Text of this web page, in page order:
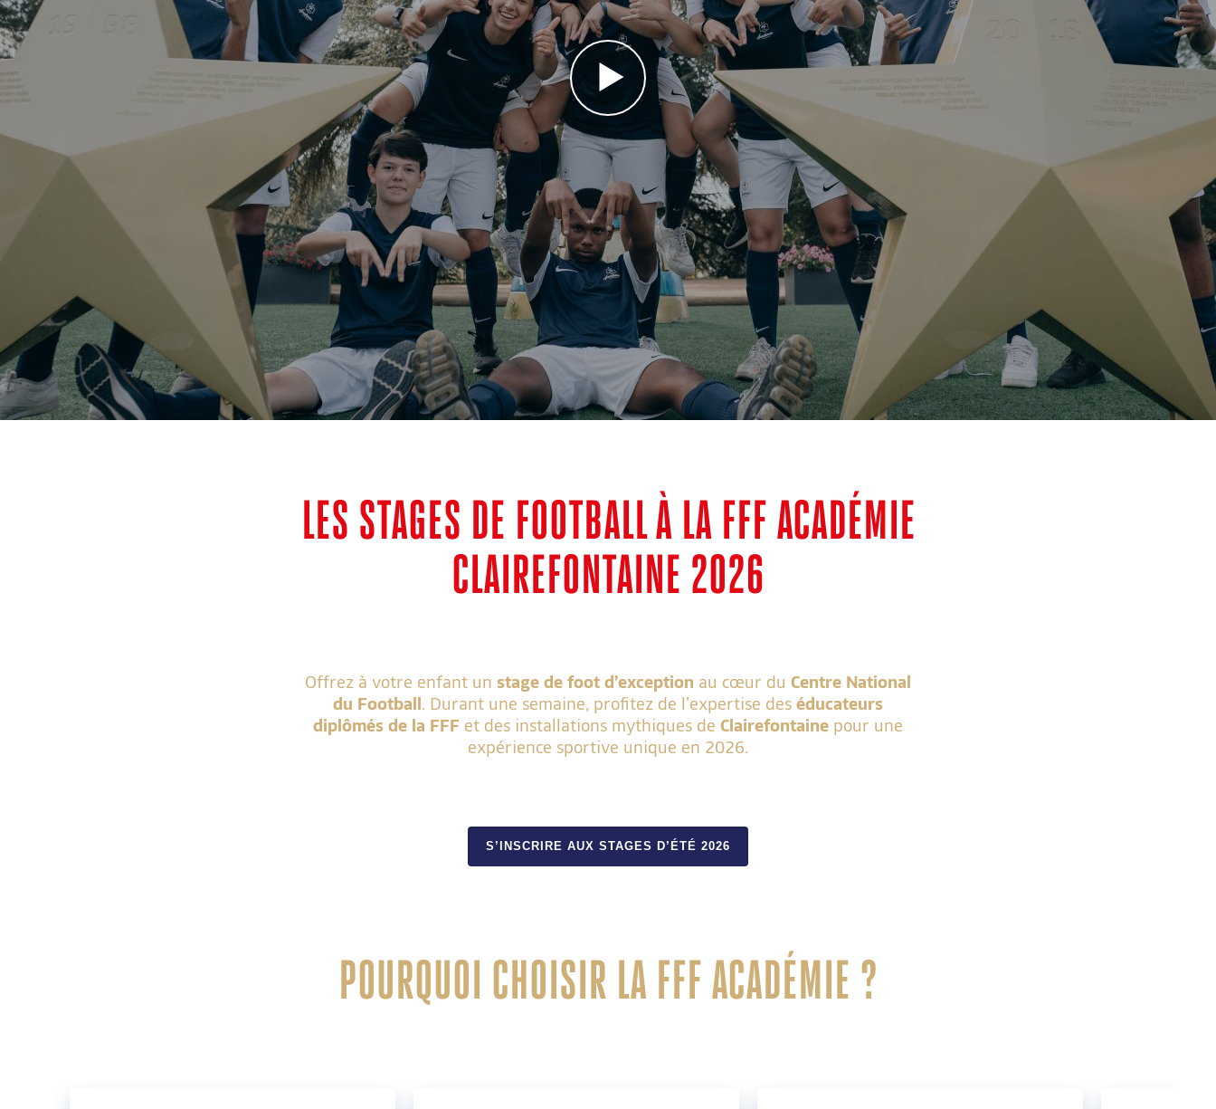
LES STAGES DE FOOTBALL À LA FFF ACADÉMIE
CLAIREFONTAINE 2026
Offrez à votre enfant un stage de foot d’exception au cœur du Centre National
du Football. Durant une semaine, profitez de l’expertise des éducateurs
diplômés de la FFF et des installations mythiques de Clairefontaine pour une
expérience sportive unique en 2026.
S’INSCRIRE AUX STAGES D’ÉTÉ 2026
POURQUOI CHOISIR LA FFF ACADÉMIE ?